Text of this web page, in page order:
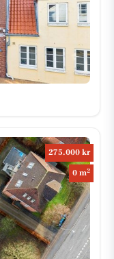
275.000 kr
0 m2